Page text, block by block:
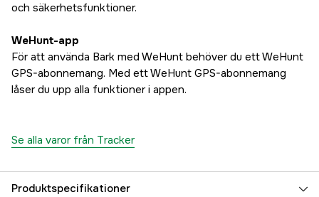
och säkerhetsfunktioner.
WeHunt-app
För att använda Bark med WeHunt behöver du ett WeHunt
GPS-abonnemang. Med ett WeHunt GPS-abonnemang
låser du upp alla funktioner i appen.
Se alla varor från Tracker
Produktspecifikationer